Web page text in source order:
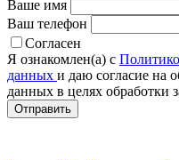
Ваше имя
Ваш телефон
Согласен
Я ознакомлен(а) с
данных и даю согласие на
данных в целях обработки